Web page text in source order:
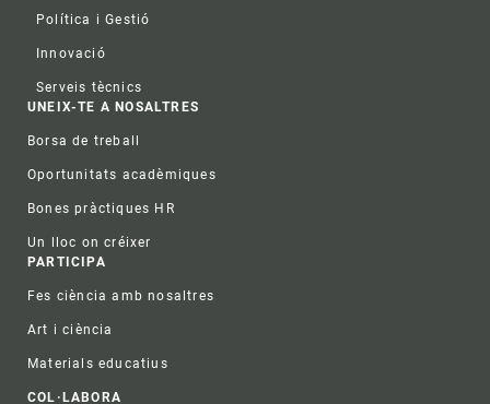
Política i Gestió
Innovació
Serveis tècnics
UNEIX-TE A NOSALTRES
Borsa de treball
Oportunitats acadèmiques
Bones pràctiques HR
Un lloc on créixer
PARTICIPA
Fes ciència amb nosaltres
Art i ciència
Materials educatius
COL·LABORA